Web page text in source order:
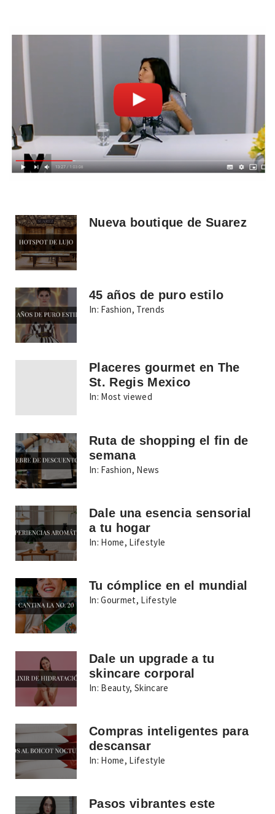
Nueva boutique de Suarez
45 años de puro estilo
In: Fashion, Trends
Placeres gourmet en The
St. Regis Mexico
In: Most viewed
Ruta de shopping el fin de
semana
In: Fashion, News
Dale una esencia sensorial
a tu hogar
In: Home, Lifestyle
Tu cómplice en el mundial
In: Gourmet, Lifestyle
Dale un upgrade a tu
skincare corporal
In: Beauty,Skincare
Compras inteligentes para
descansar
In: Home, Lifestyle
Pasos vibrantes este